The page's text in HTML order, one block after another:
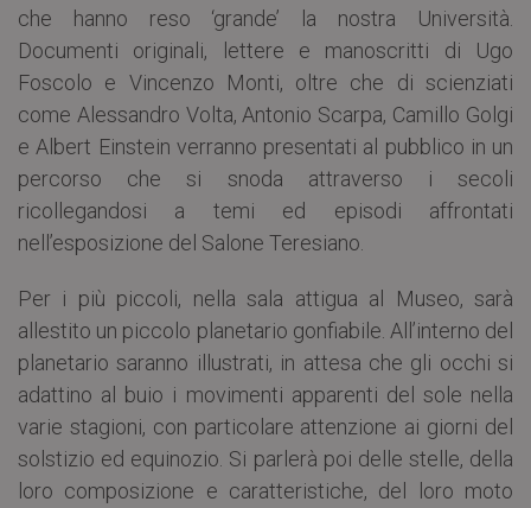
che hanno reso ‘grande’ la nostra Università.
Documenti originali, lettere e manoscritti di Ugo
Foscolo e Vincenzo Monti, oltre che di scienziati
come Alessandro Volta, Antonio Scarpa, Camillo Golgi
e Albert Einstein verranno presentati al pubblico in un
percorso che si snoda attraverso i secoli
ricollegandosi a temi ed episodi affrontati
nell’esposizione del Salone Teresiano.
Per i più piccoli, nella sala attigua al Museo, sarà
allestito un piccolo planetario gonfiabile. All’interno del
planetario saranno illustrati, in attesa che gli occhi si
adattino al buio i movimenti apparenti del sole nella
varie stagioni, con particolare attenzione ai giorni del
solstizio ed equinozio. Si parlerà poi delle stelle, della
loro composizione e caratteristiche, del loro moto